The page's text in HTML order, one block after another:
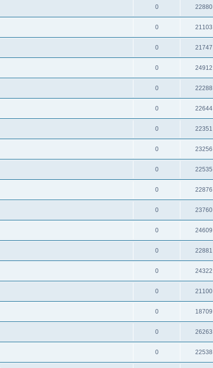
0 22880
0 21103
0 21747
0 24912
0 22288
0 22644
0 22351
0 23256
0 22535
0 22876
0 23760
0 24609
0 22881
0 24322
0 21100
0 18709
0 26263
0 22538